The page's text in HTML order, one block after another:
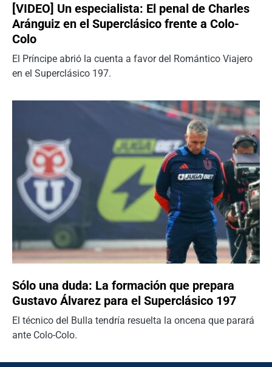
[VIDEO] Un especialista: El penal de Charles
Aránguiz en el Superclásico frente a Colo-
Colo
El Príncipe abrió la cuenta a favor del Romántico Viajero
en el Superclásico 197.
Sólo una duda: La formación que prepara
Gustavo Álvarez para el Superclásico 197
El técnico del Bulla tendría resuelta la oncena que parará
ante Colo-Colo.